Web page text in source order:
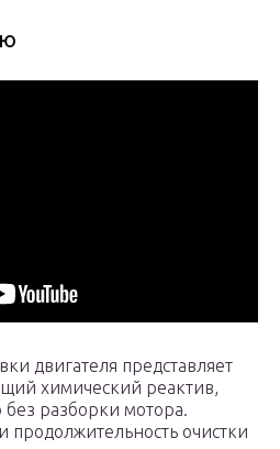
двигателя представляет
химический реактив,
без разборки мотора.
продолжительность очистки